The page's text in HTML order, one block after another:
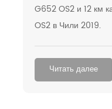
G652 OS2 и 12 км
OS2 в Чили 2019.
Читать далее